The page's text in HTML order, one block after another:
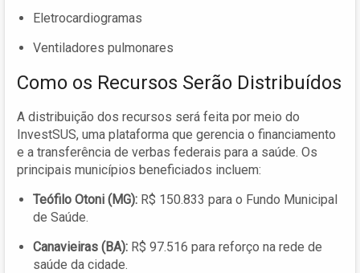
Eletrocardiogramas
Ventiladores pulmonares
Como os Recursos Serão Distribuídos
A distribuição dos recursos será feita por meio do
InvestSUS, uma plataforma que gerencia o financiamento
e a transferência de verbas federais para a saúde. Os
principais municípios beneficiados incluem:
Teófilo Otoni (MG): R$ 150.833 para o Fundo Municipal
de Saúde.
Canavieiras (BA): R$ 97.516 para reforço na rede de
saúde da cidade.